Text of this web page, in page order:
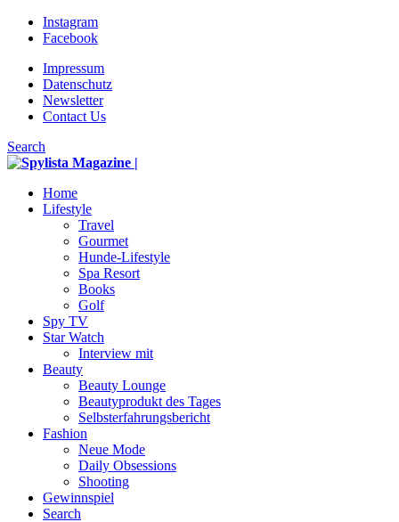
Instagram
Facebook
Impressum
Datenschutz
Newsletter
Contact Us
Search
Home
Lifestyle
Travel
Gourmet
Hunde-Lifestyle
Spa Resort
Books
Golf
Spy TV
Star Watch
Interview mit
Beauty
Beauty Lounge
Beautyprodukt des Tages
Selbsterfahrungsbericht
Fashion
Neue Mode
Daily Obsessions
Shooting
Gewinnspiel
Search